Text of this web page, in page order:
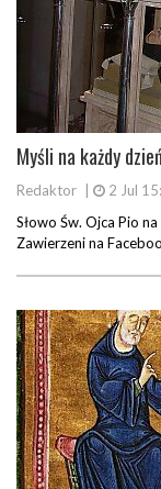
Myśli na każdy
Redaktor
2 Jul
Słowo Św. Ojca Pio
Zawierzeni na